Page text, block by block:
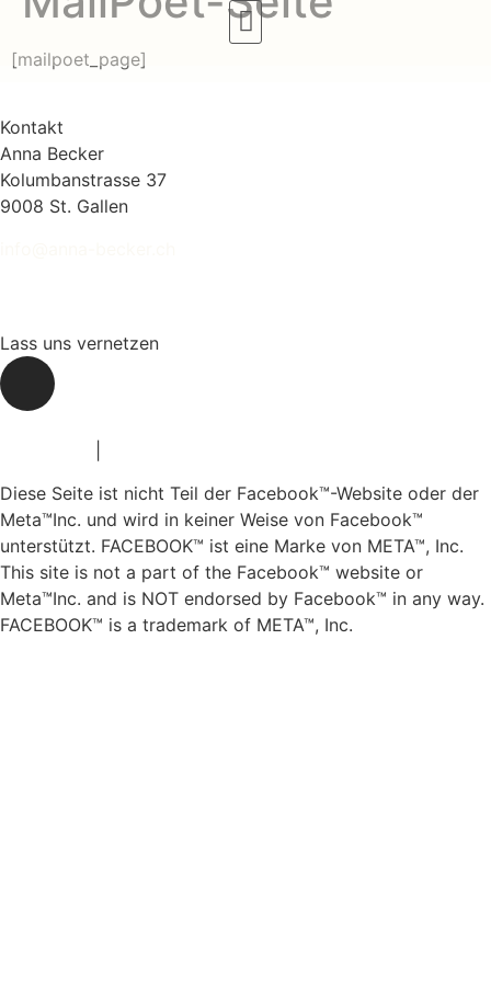
[mailpoet_page]
Kontakt
Anna Becker
Kolumbanstrasse 37
9008 St. Gallen
Lass uns vernetzen
Diese Seite ist nicht Teil der Facebook™-Website oder der
Meta™Inc. und wird in keiner Weise von Facebook™
unterstützt. FACEBOOK™ ist eine Marke von META™, Inc.
This site is not a part of the Facebook™ website or
Meta™Inc. and is NOT endorsed by Facebook™ in any way.
FACEBOOK™ is a trademark of META™, Inc.